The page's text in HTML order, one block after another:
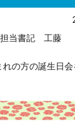
担当書記 工藤
の方の誕生日会